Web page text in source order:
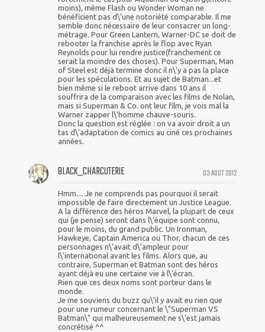
moins), même Flash ou Wonder Woman ne
bénéficient pas d\'une notoriété comparable. Il me
semble donc nécessaire de leur consacrer un long-
métrage. Pour Green Lantern, Warner-DC se doit de
rebooter la franchise après le flop avec Ryan
Reynolds pour lui rendre justice(franchement ce
serait la moindre des choses). Pour Superman, Man
of Steel est déjà termine donc il n\'y a pas la place
pour les spéculations. Et au sujet de Batman...et
bien même si le reboot arrive dans 10 ans il
souffrira de la comparaison avec les films de Nolan,
mais si Superman & Co. ont leur film, je vois mal la
Warner zapper l\'homme chauve-souris.
Donc la question est réglée : on va avoir droit a un
tas d\'adaptation de comics au ciné ces prochaines
années.
03 AOUT 2012
BLACK_CHARCUTERIE
Hmm.... Je ne comprends pas pourquoi il serait
impossible de faire directement un Justice League.
A la différence des héros Marvel, la plupart de ceux
qui (je pense) seront dans l\'équipe sont connu,
pour le moins, du grand public. Un Ironman,
Hawkeye, Captain America ou Thor, chacun de ces
personnages n\'avait d\'ampleur pour
l\'international avant les films. Alors que, au
contraire, Superman et Batman sont des héros
ayant déjà eu une certaine vie à l\'écran.
Rien que ces deux noms sont porteur dans le
monde.
Je me souviens du buzz qu\'il y avait eu rien que
pour une rumeur concernant le \"Superman VS
Batman\" qui malheureusement ne s\'est jamais
concrétisé ^^